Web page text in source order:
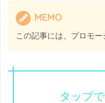
MEMO
この記事には、プロモー
タップ